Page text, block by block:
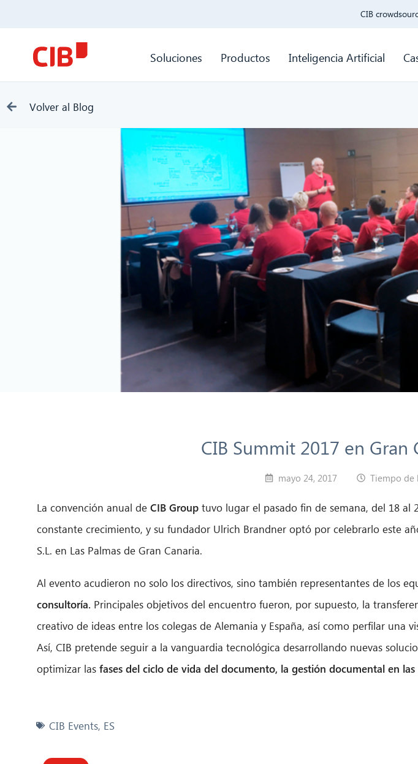
CIB
Soluciones Productos Inteligencia Artificial
Volver al Blog
CIB Summit 2017 en Gran
mayo 24, 2017 Tiempo de
La convención anual de CIB Group tuvo lugar el pasado fin de semana, del 18 al
constante crecimiento, y su fundador Ulrich Brandner optó por celebrarlo este
S.L. en Las Palmas de Gran Canaria.
Al evento acudieron no solo los directivos, sino también representantes de los
consultoría. Principales objetivos del encuentro fueron, por supuesto, la
creativo de ideas entre los colegas de Alemania y España, así como perfilar
Así, CIB pretende seguir a la vanguardia tecnológica desarrollando nuevas
optimizar las fases del ciclo de vida del documento, la gestión documental en las
CIB Events, ES